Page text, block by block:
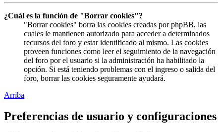
¿Cuál es la función de "Borrar cookies"?
"Borrar cookies" borra las cookies creadas por phpBB, las
cuales le mantienen autorizado para acceder a determinados
recursos del foro y estar identificado al mismo. Las cookies
proveen funciones como leer el seguimiento de la navegación
del foro por el usuario si la administración ha habilitado la
opción. Si está teniendo problemas con el ingreso o salida del
foro, borrar las cookies seguramente ayudará.
Arriba
Preferencias de usuario y configuraciones